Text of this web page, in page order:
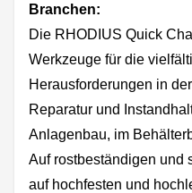
Branchen:
Die RHODIUS Quick
Werkzeuge für die
Herausforderungen in
Reparatur und
Anlagenbau, im
Auf rostbeständigen und
auf hochfesten und